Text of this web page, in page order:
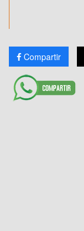
Compartir